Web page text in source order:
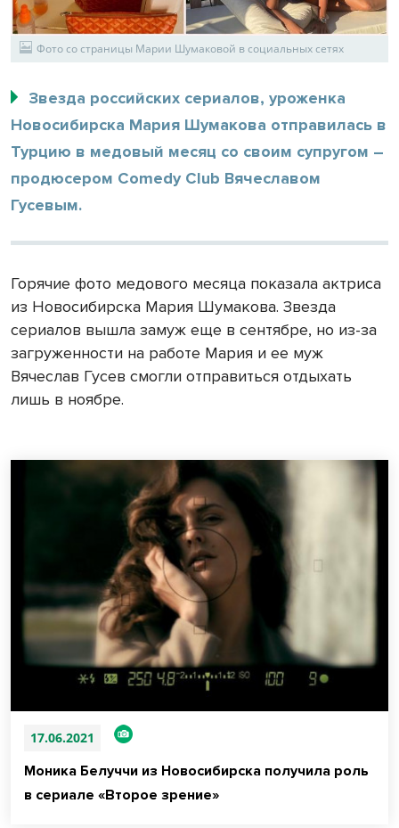
Фото со страницы Марии Шумаковой в социальных сетях
Звезда российских сериалов, уроженка
Новосибирска Мария Шумакова отправилась в
Турцию в медовый месяц со своим супругом –
продюсером Comedy Club Вячеславом
Гусевым.
Горячие фото медового месяца показала актриса
из Новосибирска Мария Шумакова. Звезда
сериалов вышла замуж еще в сентябре, но из-за
загруженности на работе Мария и ее муж
Вячеслав Гусев смогли отправиться отдыхать
лишь в ноябре.
17.06.2021
Моника Белуччи из Новосибирска получила роль
в сериале «Второе зрение»